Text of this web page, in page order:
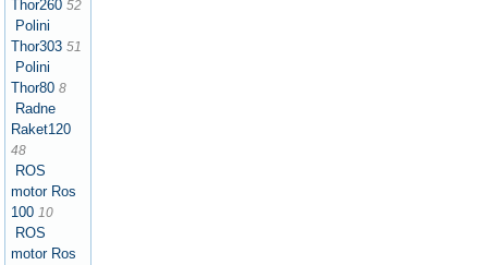
Thor260 52
Polini
Thor303 51
Polini
Thor80 8
Radne
Raket120
48
ROS
motor Ros
100 10
ROS
motor Ros